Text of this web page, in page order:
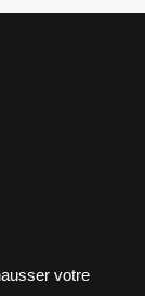
votre